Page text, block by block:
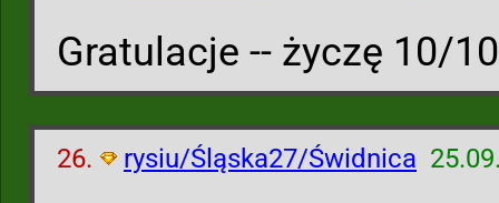
Gratulacje -- życzę 10/
26. rysiu/Śląska27/Świdnica